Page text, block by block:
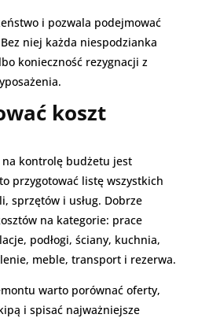
i pozwala podejmować
niej każda niespodzianka
konieczność rezygnacji z
koszt
kontrolę budżetu jest
przygotować listę wszystkich
sprzętów i usług. Dobrze
na kategorie: prace
podłogi, ściany, kuchnia,
meble, transport i rezerwa.
warto porównać oferty,
i spisać najważniejsze